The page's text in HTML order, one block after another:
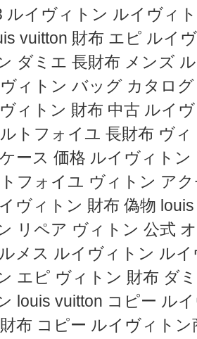
ルイヴィトン ルイヴィ
vuitton 財布 エピ ルイ
ダミエ 長財布 メンズ
ィトン バッグ カタロ
ィトン 財布 中古 ルイ
ルトフォイユ 長財布 ヴ
ース 価格 ルイヴィト
フォイユ ヴィトン ア
ヴィトン 財布 偽物
リペア ヴィトン 公式
メス ルイヴィトン ル
エピ ヴィトン 財布 ダ
louis vuitton コピー ル
布 コピー ルイヴィト